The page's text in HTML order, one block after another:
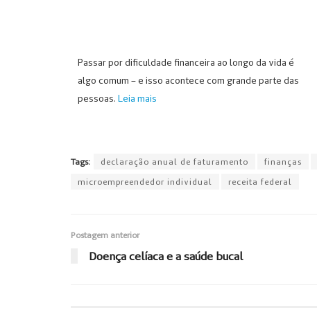
Passar por dificuldade financeira ao longo da vida é
algo comum – e isso acontece com grande parte das
pessoas. Leia mais
Tags: declaração anual de faturamento finanças
microempreendedor individual
receita federal
Postagem anterior
Doença celíaca e a saúde bucal